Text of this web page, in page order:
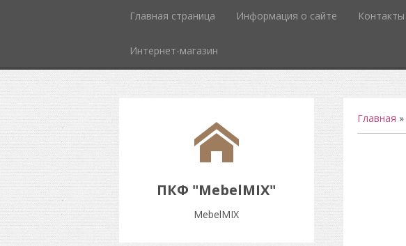
Главная страница Информация о сайте Контакты
Интернет-магазин
ПКФ "MebelMIX"
MebelMIX
Главная »